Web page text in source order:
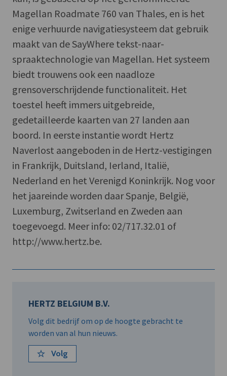
Magellan Roadmate 760 van Thales, en is het
enige verhuurde navigatiesysteem dat gebruik
maakt van de SayWhere tekst-naar-
spraaktechnologie van Magellan. Het systeem
biedt trouwens ook een naadloze
grensoverschrijdende functionaliteit. Het
toestel heeft immers uitgebreide,
gedetailleerde kaarten van 27 landen aan
boord. In eerste instantie wordt Hertz
Naverlost aangeboden in de Hertz-vestigingen
in Frankrijk, Duitsland, Ierland, Italië,
Nederland en het Verenigd Koninkrijk. Nog voor
het jaareinde worden daar Spanje, België,
Luxemburg, Zwitserland en Zweden aan
toegevoegd. Meer info: 02/717.32.01 of
http://www.hertz.be.
HERTZ BELGIUM B.V.
Volg dit bedrijf om op de hoogte gebracht te
worden van al hun nieuws.
Volg